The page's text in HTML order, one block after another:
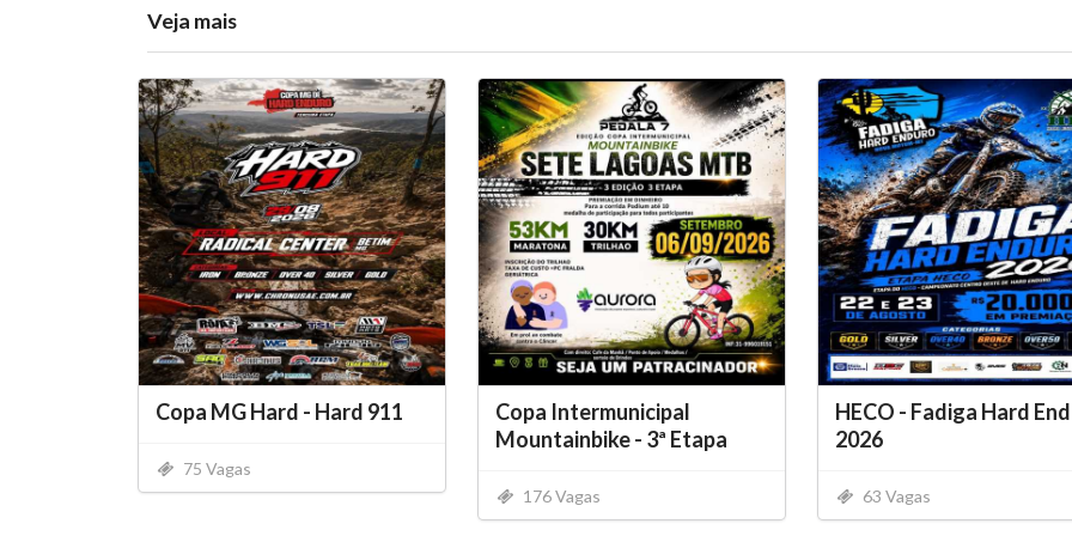
Veja mais
Copa MG Hard - Hard 911
75 Vagas
Copa Intermunicipal
Mountainbike - 3ª Etapa
176 Vagas
HECO - Fadiga Hard
2026
63 Vagas